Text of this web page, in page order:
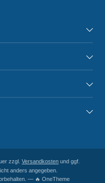
zzgl. Versandkosten und ggf.
anders angegeben.
— 🔥 OneTheme